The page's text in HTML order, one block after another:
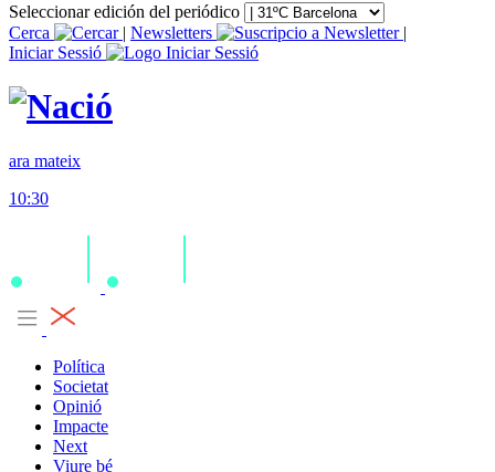
Seleccionar edición del periódico
Cerca
| Newsletters
|
Iniciar Sessió
ara mateix
10:30
Política
Societat
Opinió
Impacte
Next
Viure bé